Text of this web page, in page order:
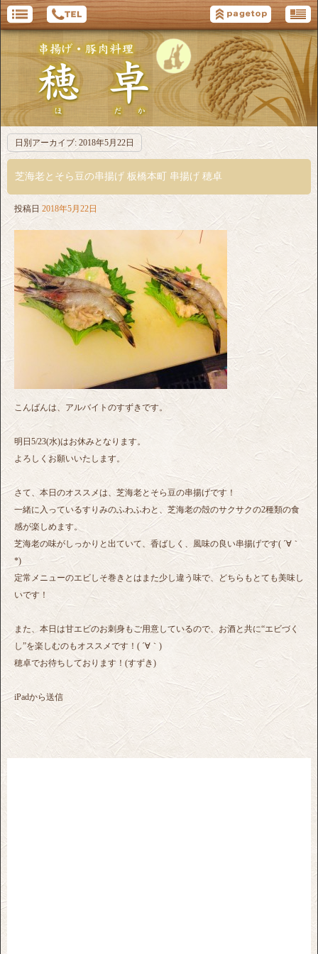
日別アーカイブ: 2018年5月22日
芝海老とそら豆の串揚げ 板橋本町 串揚げ 穂卓
投稿日 2018年5月22日
こんばんは、アルバイトのすずきです。
明日5/23(水)はお休みとなります。
よろしくお願いいたします。
さて、本日のオススメは、芝海老とそら豆の串揚げです！
一緒に入っているすりみのふわふわと、芝海老の殻のサクサクの2種類の食
感が楽しめます。
芝海老の味がしっかりと出ていて、香ばしく、風味の良い串揚げです( ´∀｀
*)
定常メニューのエビしそ巻きとはまた少し違う味で、どちらもとても美味し
いです！
また、本日は甘エビのお刺身もご用意しているので、お酒と共に“エビづく
し”を楽しむのもオススメです！( ´∀｀)
穂卓でお待ちしております！(すずき)
iPadから送信